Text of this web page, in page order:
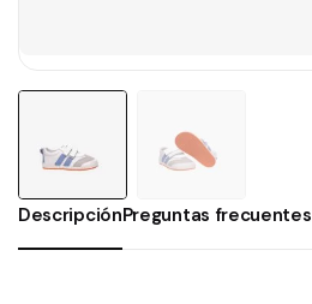
DescripciónPreguntas frecuentes